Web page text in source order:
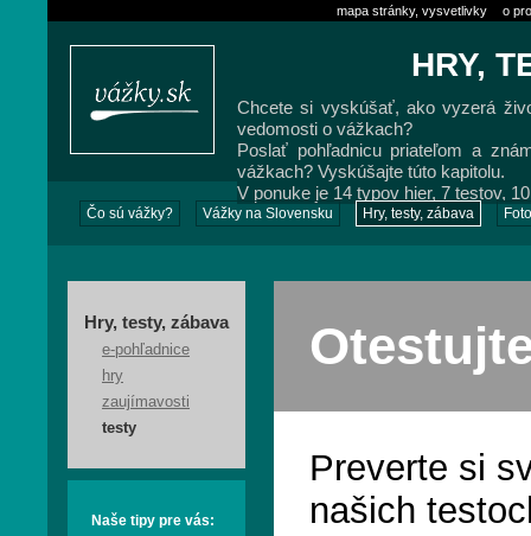
mapa stránky, vysvetlivky o
HRY,
Chcete si vyskúšať, ako vyzerá
vedomosti o vážkach?
Poslať pohľadnicu priateľom a
vážkach? Vyskúšajte túto kapitolu.
V ponuke je 14 typov hier, 7 testov,
Čo sú vážky? Vážky na Slovensku Hry, testy, zábava
Hry, testy, zábava
e-pohľadnice
hry
zaujímavosti
testy
Naše tipy pre vás:
Preverte si
našich